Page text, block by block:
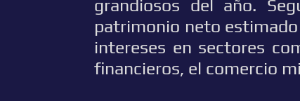
grandiosos del año.
patrimonio neto
intereses en sectores
financieros, el comercio